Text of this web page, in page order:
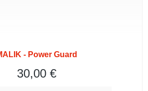
- Power Guard
Regulärer Preis:
30,00 €